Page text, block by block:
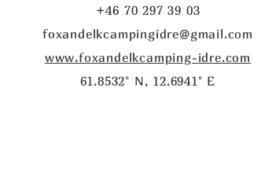
+46 70 297 39 03
foxandelkcampingidre@gmail.com
www.foxandelkcamping-idre.com
61.8532° N, 12.6941° E